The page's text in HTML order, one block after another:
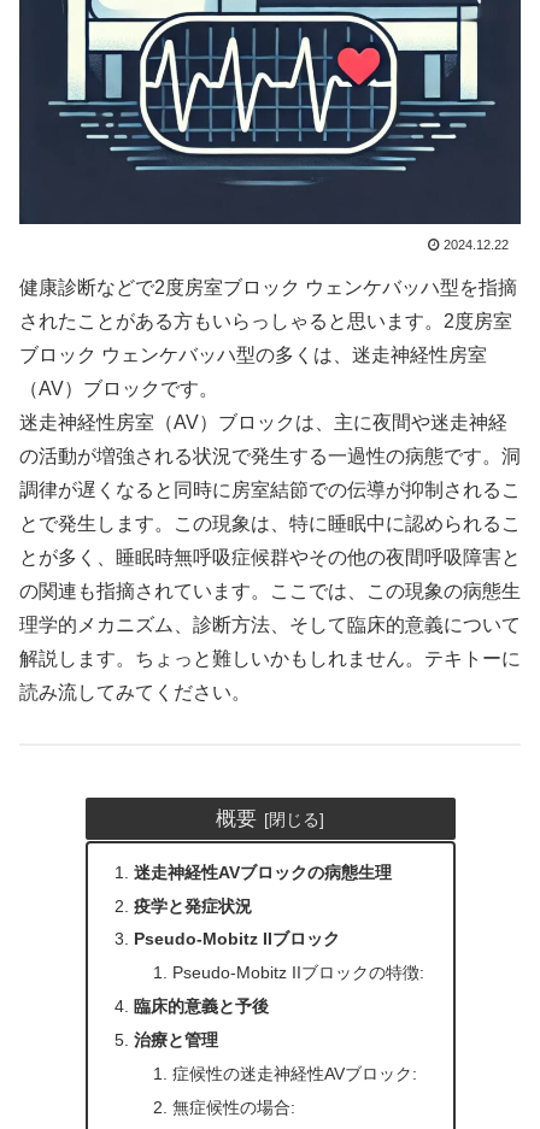
2024.12.22
健康診断などで2度房室ブロック ウェンケバッハ型を指摘
されたことがある方もいらっしゃると思います。2度房室
ブロック ウェンケバッハ型の多くは、迷走神経性房室
（AV）ブロックです。
迷走神経性房室（AV）ブロックは、主に夜間や迷走神経
の活動が増強される状況で発生する一過性の病態です。洞
調律が遅くなると同時に房室結節での伝導が抑制されるこ
とで発生します。この現象は、特に睡眠中に認められるこ
とが多く、睡眠時無呼吸症候群やその他の夜間呼吸障害と
の関連も指摘されています。ここでは、この現象の病態生
理学的メカニズム、診断方法、そして臨床的意義について
解説します。ちょっと難しいかもしれません。テキトーに
読み流してみてください。
概要
迷走神経性AVブロックの病態生理
疫学と発症状況
Pseudo-Mobitz IIブロック
Pseudo-Mobitz IIブロックの特徴:
臨床的意義と予後
治療と管理
症候性の迷走神経性AVブロック:
無症候性の場合: